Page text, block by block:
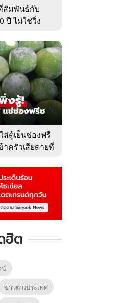
สัมพันธ์กับ
ปี ไม่ใช่วิ่ง
ส่ตู้เย็นช่องฟรี
ครัวเสียดายที่
ฮิต
น์
ข่าวต่างประเทศ